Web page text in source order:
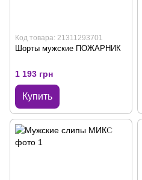
Код товара: 21311293701
Шорты мужские ПОЖАРНИК
1 193 грн
Купить